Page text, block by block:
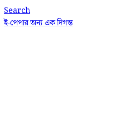
Search
ই-পেপারঅন্য এক দিগন্ত